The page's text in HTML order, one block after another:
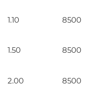
1.10 8500
1.50 8500
2.00 8500